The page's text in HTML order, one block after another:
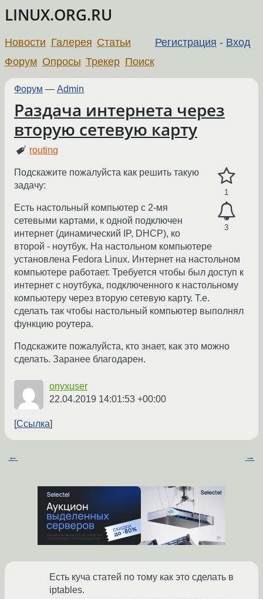
LINUX.ORG.RU
Регистрация - Вход
Новости Галерея Статьи
Форум Опросы Трекер Поиск
Форум — Admin
Раздача интернета через
вторую сетевую карту
routing
1
3
Подскажите пожалуйста как решить такую
задачу:
Есть настольный компьютер с 2-мя
сетевыми картами, к одной подключен
интернет (динамический IP, DHCP), ко
второй - ноутбук. На настольном компьютере
установлена Fedora Linux. Интернет на настольном
компьютере работает. Требуется чтобы был доступ к
интернет с ноутбука, подключенного к настольному
компьютеру через вторую сетевую карту. Т.е.
сделать так чтобы настольный компьютер выполнял
функцию роутера.
Подскажите пожалуйста, кто знает, как это можно
сделать. Заранее благодарен.
onyxuser
22.04.2019 14:01:53 +00:00
Ссылка
← →
Есть куча статей по тому как это сделать в
iptables.